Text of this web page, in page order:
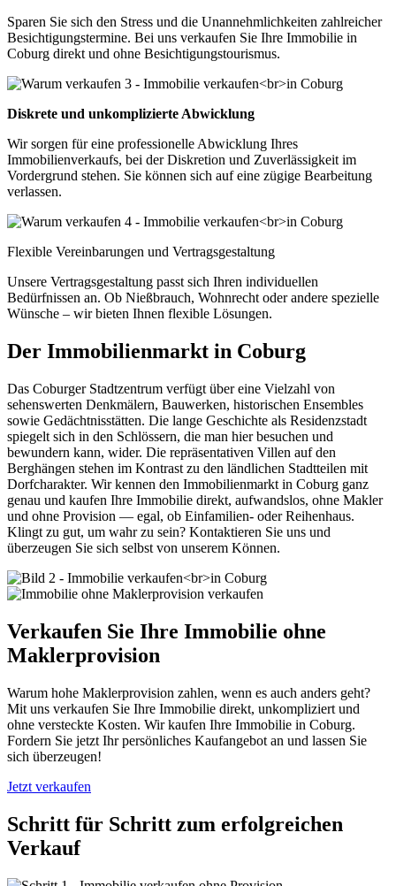
Sparen Sie sich den Stress und die Unannehmlichkeiten zahlreicher
Besichtigungstermine. Bei uns verkaufen Sie Ihre Immobilie in
Coburg direkt und ohne Besichtigungstourismus.
Diskrete und unkomplizierte Abwicklung
Wir sorgen für eine professionelle Abwicklung Ihres
Immobilienverkaufs, bei der Diskretion und Zuverlässigkeit im
Vordergrund stehen. Sie können sich auf eine zügige Bearbeitung
verlassen.
Flexible Vereinbarungen und Vertragsgestaltung
Unsere Vertragsgestaltung passt sich Ihren individuellen
Bedürfnissen an. Ob Nießbrauch, Wohnrecht oder andere spezielle
Wünsche – wir bieten Ihnen flexible Lösungen.
Der Immobilienmarkt in Coburg
Das Coburger Stadtzentrum verfügt über eine Vielzahl von
sehenswerten Denkmälern, Bauwerken, historischen Ensembles
sowie Gedächtnisstätten. Die lange Geschichte als Residenzstadt
spiegelt sich in den Schlössern, die man hier besuchen und
bewundern kann, wider. Die repräsentativen Villen auf den
Berghängen stehen im Kontrast zu den ländlichen Stadtteilen mit
Dorfcharakter. Wir kennen den Immobilienmarkt in Coburg ganz
genau und kaufen Ihre Immobilie direkt, aufwandslos, ohne Makler
und ohne Provision — egal, ob Einfamilien- oder Reihenhaus.
Klingt zu gut, um wahr zu sein? Kontaktieren Sie uns und
überzeugen Sie sich selbst von unserem Können.
Verkaufen Sie Ihre Immobilie ohne
Maklerprovision
Warum hohe Maklerprovision zahlen, wenn es auch anders geht?
Mit uns verkaufen Sie Ihre Immobilie direkt, unkompliziert und
ohne versteckte Kosten. Wir kaufen Ihre Immobilie in Coburg.
Fordern Sie jetzt Ihr persönliches Kaufangebot an und lassen Sie
sich überzeugen!
Jetzt verkaufen
Schritt für Schritt zum erfolgreichen
Verkauf